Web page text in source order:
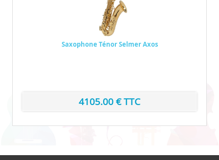
Saxophone Ténor Selmer Axos
4105.00 € TTC